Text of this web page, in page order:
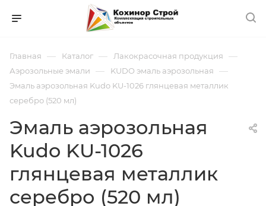
Главная — Каталог — Лакокрасочная продукция —
Аэрозольные эмали — KUDO эмаль аэрозольная —
Эмаль аэрозольная Kudo KU-1026 глянцевая металлик
серебро (520 мл)
Эмаль аэрозольная
Kudo KU-1026
глянцевая металлик
серебро (520 мл)